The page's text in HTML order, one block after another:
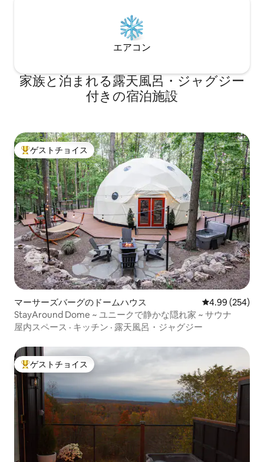
エアコン
家族と泊まれる露天風呂・ジャグジー
付きの宿泊施設
大好評のゲストチョイスです。
ゲストチョイス
マーサーズバーグのドームハウス レビュー254
4.99 (254)
StayAround Dome ~ ユニークで静かな隠れ家 ~ サウナ
屋内スペース · キッチン · 露天風呂・ジャグジー
大好評のゲストチョイスです。
ゲストチョイス